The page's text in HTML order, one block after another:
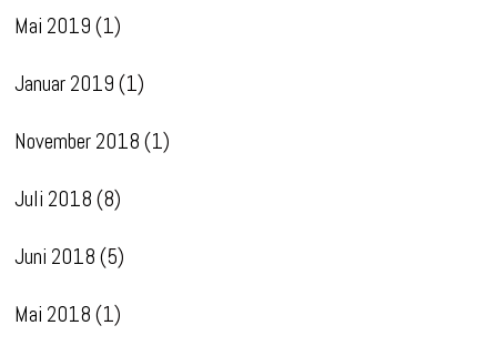
Mai 2019 (1)
Januar 2019 (1)
November 2018 (1)
Juli 2018 (8)
Juni 2018 (5)
Mai 2018 (1)